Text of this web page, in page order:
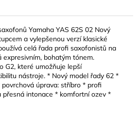
Yamaha YAS 62S 02 Nový
a vylepšenou verzí klasické
celá řada profi saxofonistů na
expresivním, bohatým tónem.
G2, které umožňuje lepší
nástroje. * Nový model řady 62 *
úprava: stříbro * profi
přesná intonace * komfortní ozev *